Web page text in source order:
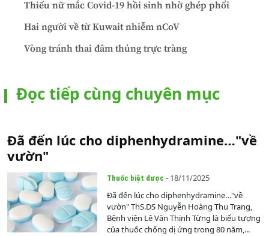
Thiếu nữ mắc Covid-19 hồi sinh nhờ ghép phổi
Hai người về từ Kuwait nhiễm nCoV
Vòng tránh thai đâm thủng trực tràng
Đọc tiếp cùng chuyên mục
Đã đến lúc cho diphenhydramine…"về
vườn"
Thuốc biệt dược - 18/11/2025
Đã đến lúc cho diphenhydramine…"về
vườn" ThS.DS Nguyễn Hoàng Thu Trang,
Bệnh viện Lê Văn Thịnh Từng là biểu tượng
của thuốc chống dị ứng trong 80 năm,...